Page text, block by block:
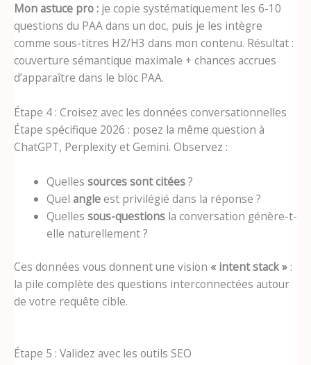
Mon astuce pro : je copie systématiquement les 6-10
questions du PAA dans un doc, puis je les intègre
comme sous-titres H2/H3 dans mon contenu. Résultat :
couverture sémantique maximale + chances accrues
d’apparaître dans le bloc PAA.
Étape 4 : Croisez avec les données conversationnelles
Étape spécifique 2026 : posez la même question à
ChatGPT, Perplexity et Gemini. Observez :
Quelles sources sont citées?
Quel angleest privilégié dans la réponse ?
Quelles sous-questionsla conversation génère-t-
elle naturellement ?
Ces données vous donnent une vision « intent stack » :
la pile complète des questions interconnectées autour
de votre requête cible.
Étape 5 : Validez avec les outils SEO